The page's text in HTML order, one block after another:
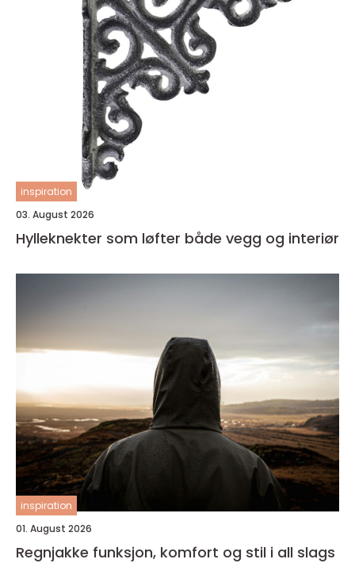
inspiration
03. August 2026
Hylleknekter som løfter både vegg og interiør
inspiration
01. August 2026
Regnjakke funksjon, komfort og stil i all slags